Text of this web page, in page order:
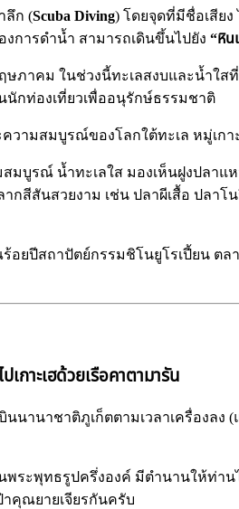
ลึก (Scuba Diving) โดยจุดที่มีชื่อเสียง
การดำน้ำ สามารถเดินขึ้นไปยัง “หิน
ภาคม ในช่วงนี้ทะเลสงบและน้ำใ
นักท่องเที่ยวเพื่ออนุรักษ์ธรรมชาติ
ามสมบูรณ์ของโลกใต้ทะเล หมู่เก
มบูรณ์ น้ำทะเลใส มองเห็นฝูงปล
กสีสันสวยงาม เช่น ปลาผีเสื้อ ปล
อยปีสถาปัตย์กรรมชิโนยูโรเปี้ยน
กาะเฮด้วยเรือคาตามารัน
านาชาติภูเก็ตตามเวลาเครื่องลง
ระพุทธรูปครึ่งองค์ มีตำนานให้ท่า
คุณยายเจียรกันครับ